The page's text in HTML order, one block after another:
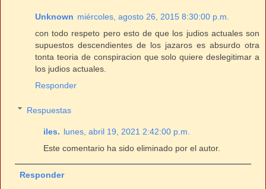
Unknown miércoles, agosto 26, 2015 8:30:00 p.m.
con todo respeto pero esto de que los judios actuales son
supuestos descendientes de los jazaros es absurdo otra
tonta teoria de conspiracion que solo quiere deslegitimar a
los judios actuales.
Responder
Respuestas
iles. lunes, abril 19, 2021 2:42:00 p.m.
Este comentario ha sido eliminado por el autor.
Responder